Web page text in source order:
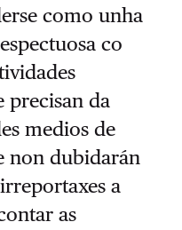
como unha
co
precisan da
medios de
non dubidarán
a
as